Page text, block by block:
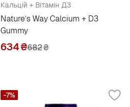
Кальцій + Вітамін Д3
Nature’s Way Calcium + D3
Gummy
634₴682₴
-7%